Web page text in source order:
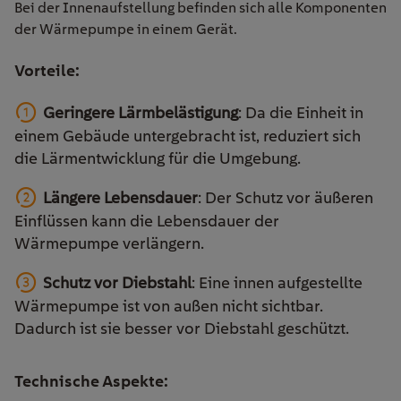
Bei der Innenaufstellung befinden sich alle Komponenten
der Wärmepumpe in einem Gerät.
Vorteile:
Geringere Lärmbelästigung: Da die Einheit in
einem Gebäude untergebracht ist, reduziert sich
die Lärmentwicklung für die Umgebung.
Längere Lebensdauer: Der Schutz vor äußeren
Einflüssen kann die Lebensdauer der
Wärmepumpe verlängern.
Schutz vor Diebstahl: Eine innen aufgestellte
Wärmepumpe ist von außen nicht sichtbar.
Dadurch ist sie besser vor Diebstahl geschützt.
Technische Aspekte: